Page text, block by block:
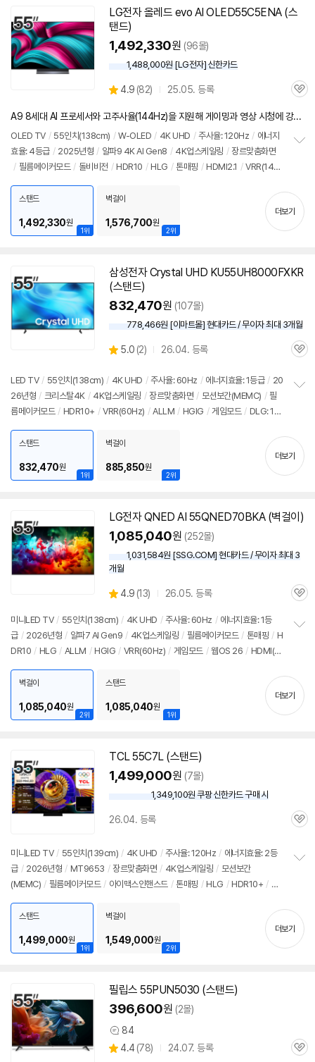
LG전자 올레드 evo AI OLED55C5ENA (스
탠드)
1,492,330원 (96몰)
1,488,000원 [LG전자] 신한카드
별
점
4.9 (상
리
뷰
82) 25.05. 등록
관
A9 8세대 AI 프로세서와 고주사율(144Hz)을 지원해 게이밍과 영상 시청에 강력한 성능을 갖춘 OLED 모델
OLED TV / 55인치 (138cm) / W-OLED / 4KUHD / 주사율: 120Hz / 에너지
효율: 4등급 / 2025년형 / 알파9 4KAI Gen8 / 4K업스케일링 / 장르맞춤화면
/ 필름메이커모드 / 돌비비전 / HDR10 / HLG / 톤매핑 / HDMI2.1 / VRR(144
25 / HDMI(전체): 3개 출시가: 2,690,000원
기
1위
스탠드
1,492,330원
2위
벽걸이
1,576,700원
더보기
삼성전자 Crystal UHD KU55UH8000FXKR
(스탠드)
832,470원 (107몰)
778,466원 [이마트몰] 현대카드 / 무이자 최대 3개월
별
5.0 (상
리
뷰
2) 26.04. 등록
관
LED TV / 55인치 (138cm) / 4KUHD / 주사율: 60Hz / 에너지효율: 1등급 / 20
26년형 / 크리스탈4K / 4K업스케일링 / 장르맞춤화면 / 모션보간(MEMC) / 필
름메이커모드 / HDR10+ / VRR(60Hz) / ALLM / HGIG / 게임모드 / DLG: 12
기
1위
스탠드
832,470원
2위
벽걸이
885,850원
더보기
LG전자 QNED AI 55QNED70BKA (벽걸이)
1,085,040원 (252몰)
1,031,584원 [SSG.COM] 현대카드 / 무이자 최대 3
개월
별
점
4.9 (상
리
뷰
13) 26.05. 등록
관
미니LED TV / 55인치 (138cm) / 4KUHD / 주사율: 60Hz / 에너지효율: 1등
급 / 2026년형 / 알파7 AI Gen9 / 4K업스케일링 / 필름메이커모드 / 톤매핑 / H
DR10 / HLG / ALLM / HGIG / VRR(60Hz) / 게임모드 / 웹OS 26 / HDMI(전
기
2위
벽걸이
1,085,040원
1위
스탠드
1,085,040원
더보기
TCL 55C7L (스탠드)
1,499,000원 (7몰)
할
1,349,100원 쿠팡 신한카드 구매 시
26.04. 등록
관
미니LED TV / 55인치 (139cm) / 4KUHD / 주사율: 120Hz / 에너지효율: 2등
급 / 2026년형 / MT9653 / 장르맞춤화면 / 4K업스케일링 / 모션보간
(MEMC) / 필름메이커모드 / 아이맥스인핸스드 / 톤매핑 / HLG / HDR10+ / HD
DMI2.1
DLG: 288Hz
출시가: 1,8
기
1위
스탠드
1,499,000원
2위
벽걸이
1,549,000원
더보기
필립스 55PUN5030 (스탠드)
396,600원 (2몰)
상
품
84
별
4.4 (상
78) 24.07. 등록
관